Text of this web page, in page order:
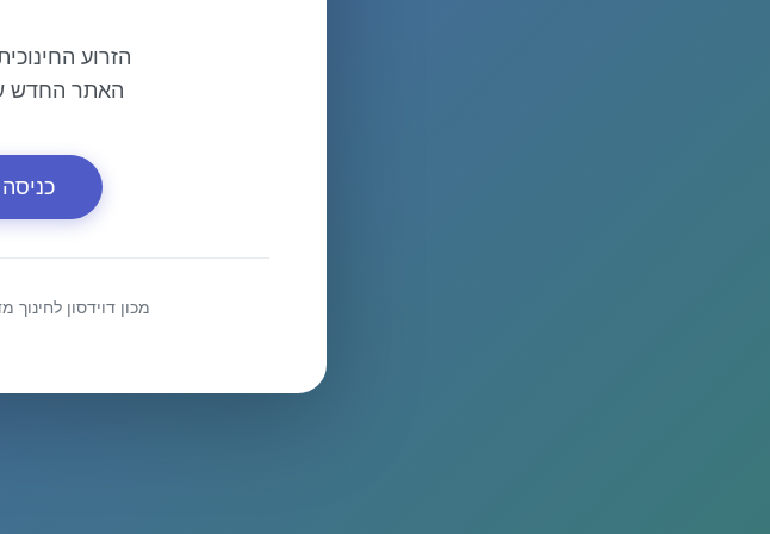
הזרוע
האתר החדש
מכון דוידסון